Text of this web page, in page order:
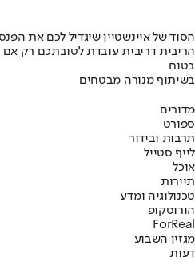
הסוד של איינשטיין שיגדיל לכם את
הריבית דריבית עובדת לטובתכם רק
בטוח
בשיתוף מנורה מבטחים
מדורים
ספורט
תרבות ובידור
לייף סטייל
אוכל
תיירות
טכנולוגיה ומדע
הורוסקופ
ForReal
מגזין השבוע
דעות